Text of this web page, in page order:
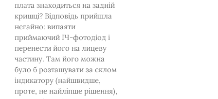
плата знаходиться на задній
кришці? Відповідь прийшла
негайно: випаяти
приймаючий ІЧ-фотодіод і
перенести його на лицеву
частину. Там його можна
було б розташувати за склом
індикатору (найшвидше,
проте, не найліпше рішення),